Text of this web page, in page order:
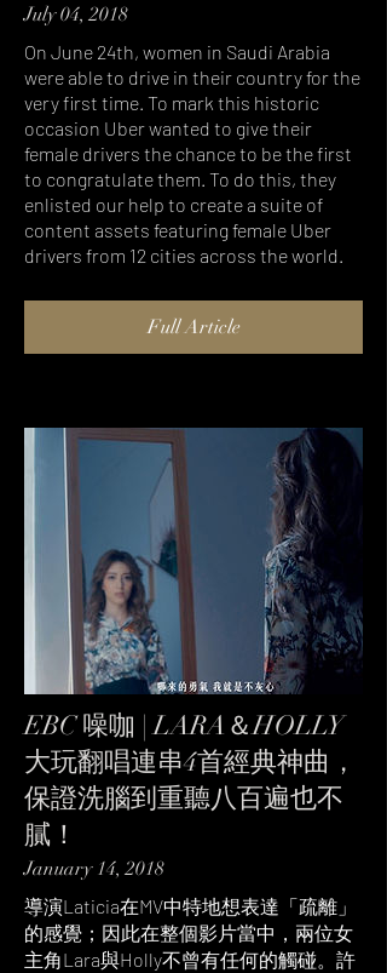
July 04, 2018
On June 24th, women in Saudi Arabia
were able to drive in their country for the
very first time. To mark this historic
occasion Uber wanted to give their
female drivers the chance to be the first
to congratulate them. To do this, they
enlisted our help to create a suite of
content assets featuring female Uber
drivers from 12 cities across the world.
Full Article
EBC 噪咖 | LARA＆HOLLY
大玩翻唱連串4首經典神曲，
保證洗腦到重聽八百遍也不
膩！
January 14, 2018
導演Laticia在MV中特地想表達「疏離」
的感覺；因此在整個影片當中，兩位女
主角Lara與Holly不曾有任何的觸碰。許